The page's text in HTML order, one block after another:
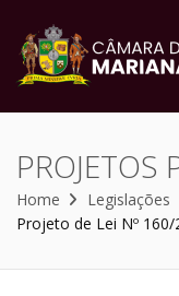
PROJETOS
Home Legislações
Projeto de Lei Nº 160/